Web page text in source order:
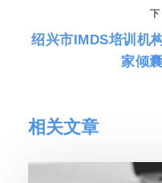
绍兴市IMDS培训机
家倾
相关文章